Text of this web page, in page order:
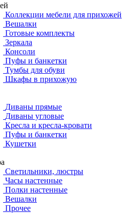
Коллекции мебели для прихожей
Вешалки
Готовые комплекты
Зеркала
Консоли
Пуфы и банкетки
Тумбы для обуви
Шкафы в прихожую
Диваны прямые
Диваны угловые
Кресла и кресла-кровати
Пуфы и банкетки
Кушетки
Светильники, люстры
Часы настенные
Полки настенные
Вешалки
Прочее